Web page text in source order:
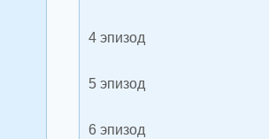
4 эпизод
5 эпизод
6 эпизод